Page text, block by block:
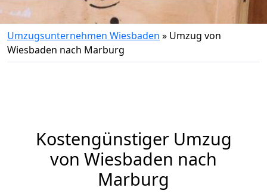
Umzugsunternehmen Wiesbaden » Umzug von
Wiesbaden nach Marburg
Kostengünstiger Umzug
von Wiesbaden nach
Marburg